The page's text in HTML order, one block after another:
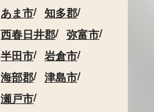
あま市
知多郡
西春日井郡
弥富市
半田市
岩倉市
海部郡
津島市
瀬戸市